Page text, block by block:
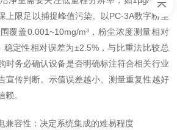
上限足以捕捉峰值污染。以PC-3A数字粉尘
覆盖0.001~10mg/m³，粉尘浓度测量相对
稳定性相对误差为±2.5%，与比重法比较总
时务必确认设备是否明确标注符合相关行业
宣传判断。示值误差越小、测量重复性越好
。
容性：决定系统集成的难易程度